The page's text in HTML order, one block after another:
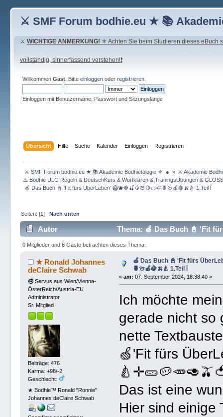
⚔ SMF Forum bodhie.eu ★ 📚
⚔ WICHTIGE ANMERKUNG! ⚜ Achten Sie beim Studieren dieses eBuch
vollständig, sinnerfassend verstehen!❗
Willkommen Gast. Bitte einloggenoder registrieren.
Einloggen mit Benutzername, Passwort und Sitzungslänge
Übersicht Hilfe Suche Kalender Einloggen Registrieren
⚔ SMF Forum bodhie.eu ★ 📚 Akademie Bodhietologie ⚜  ● » ⚔ Akademie
⚠️ Bodhie ULC-Regeln & DeutschKurs & Wortklären & TraningsÜbungen &
🍏 Das Buch 📓 'Fit fürs ÜberLeben' 🥝🫐🍓🍒🥭🍑🍋🍊🍉🍍🍈🍎🍇🍌🍐 1.Teil Ï
Seiten: [1] Nach unten
Autor
Thema: 🍏 Das Buch 📓 'Fit
mal)
0 Mitglieder und 6 Gäste betrachten dieses Thema.
★ Ronald Johannes
deClaire Schwab
🚭 Servus aus Wien/Vienna-
ÖsterReich/Austria-EU
Administrator
Sr. Mitglied
Beiträge: 476
Karma: +98/-2
Geschlecht:
★ Bodhie™ Ronald "Ronnie"
Johannes deClaire Schwab
🍏 Das Buch 📓 'Fit fürs
🍍🍈🍎🍇🍌🍐 1.Teil Ï
«am: 07. September 2024, 18:38:40 »
Ich möchte
gerade nicht so
nette
🍏'Fit fürs
Das ist eine
Hier sind einige